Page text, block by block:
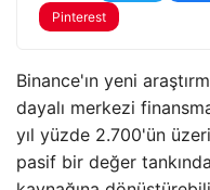
Pinterest
Binance'ın yeni
dayalı merkezi
yıl yüzde 2.700'ün
pasif bir değer